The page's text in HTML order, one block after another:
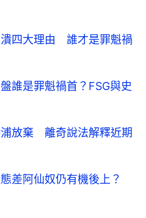
四大理由 誰才是罪魁禍
誰是罪魁禍首？FSG與史
放棄 離奇說法解釋近期
差阿仙奴仍有機後上？